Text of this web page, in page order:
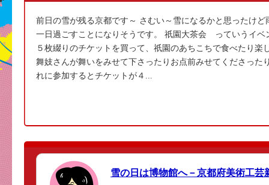
前日の雪が残る京都です～ さむい～雪になるかと思ったけ
一日過ごすことになりそうです。 祇園大茶会 っていうイベ
５枚綴りのチケットを買って、祇園のあちこちで食べたり楽
舞妓さんが舞いをみせて下さったりお点前みせてくださった
れに参加するとチケットが４...
雪の日は博物館へ－京都府美術工芸